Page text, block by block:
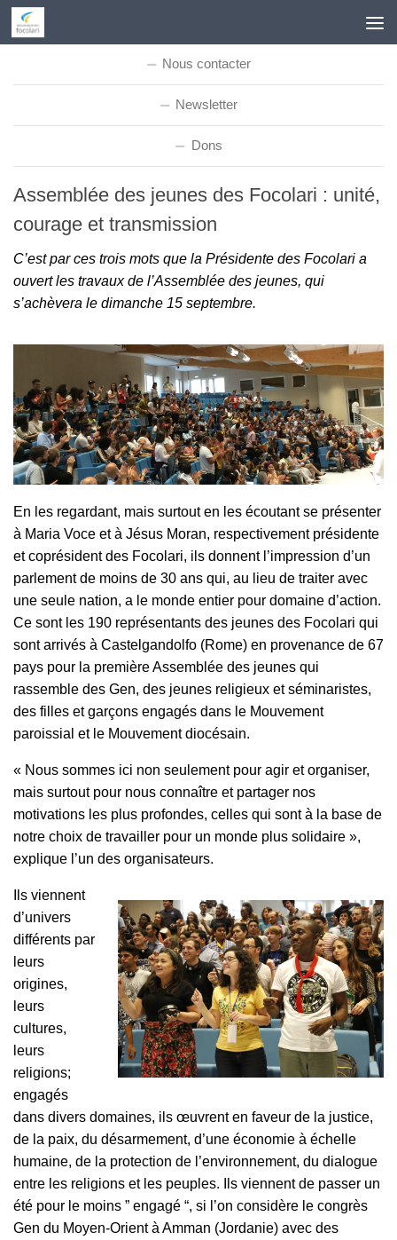
Skip to content
Nous contacter
Newsletter
Dons
Assemblée des jeunes des Focolari : unité,
courage et transmission
C’est par ces trois mots que la Présidente des Focolari a
ouvert les travaux de l’Assemblée des jeunes, qui
s’achèvera le dimanche 15 septembre.
En les regardant, mais surtout en les écoutant se présenter
à Maria Voce et à Jésus Moran, respectivement présidente
et coprésident des Focolari, ils donnent l’impression d’un
parlement de moins de 30 ans qui, au lieu de traiter avec
une seule nation, a le monde entier pour domaine d’action.
Ce sont les 190 représentants des jeunes des Focolari qui
sont arrivés à Castelgandolfo (Rome) en provenance de 67
pays pour la première Assemblée des jeunes qui
rassemble des Gen, des jeunes religieux et séminaristes,
des filles et garçons engagés dans le Mouvement
paroissial et le Mouvement diocésain.
« Nous sommes ici non seulement pour agir et organiser,
mais surtout pour nous connaître et partager nos
motivations les plus profondes, celles qui sont à la base de
notre choix de travailler pour un monde plus solidaire »,
explique l’un des organisateurs.
Ils viennent
d’univers
différents par
leurs
origines,
leurs
cultures,
leurs
religions;
engagés
dans divers domaines, ils œuvrent en faveur de la justice,
de la paix, du désarmement, d’une économie à échelle
humaine, de la protection de l’environnement, du dialogue
entre les religions et les peuples. Ils viennent de passer un
été pour le moins ” engagé “, si l’on considère le congrès
Gen du Moyen-Orient à Amman (Jordanie) avec des